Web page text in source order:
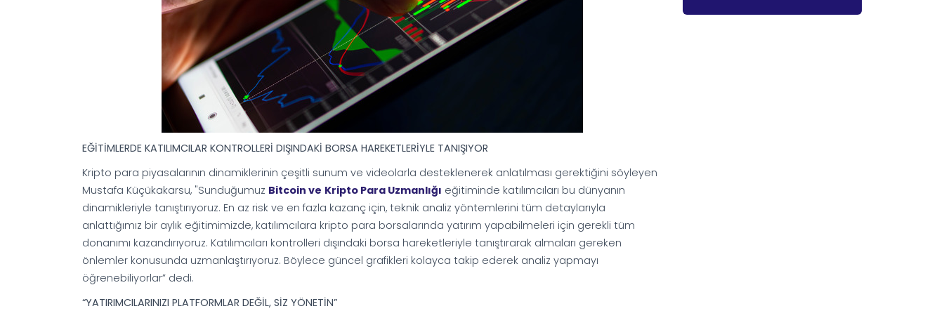
EĞİTİMLERDE KATILIMCILAR KONTROLLERİ DIŞINDAKİ BORSA HAREKETLERİYLE TANIŞIYOR
Kripto para piyasalarının dinamiklerinin çeşitli sunum ve videolarla desteklenerek anlatılması gerektiğini söyleyen
Mustafa Küçükakarsu, "Sunduğumuz Bitcoin ve Kripto Para Uzmanlığı eğitiminde katılımcıları bu dünyanın
dinamikleriyle tanıştırıyoruz. En az risk ve en fazla kazanç için, teknik analiz yöntemlerini tüm detaylarıyla
anlattığımız bir aylık eğitimimizde, katılımcılara kripto para borsalarında yatırım yapabilmeleri için gerekli tüm
donanımı kazandırıyoruz. Katılımcıları kontrolleri dışındaki borsa hareketleriyle tanıştırarak almaları gereken
önlemler konusunda uzmanlaştırıyoruz. Böylece güncel grafikleri kolayca takip ederek analiz yapmayı
öğrenebiliyorlar” dedi.
“YATIRIMCILARINIZI PLATFORMLAR DEĞİL, SİZ YÖNETİN”